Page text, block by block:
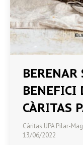
BENEFICI
CÀRITAS
Càritas UPA Pilar-
13/06/2022